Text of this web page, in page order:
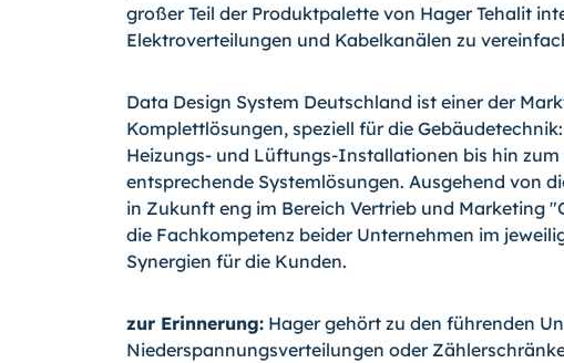
großer Teil der Produktpalette von Hager Tehalit
Elektroverteilungen und Kabelkanälen zu
Data Design System Deutschland ist einer der
Komplettlösungen, speziell für die
Heizungs- und Lüftungs-Installationen bis hin
entsprechende Systemlösungen. Ausgehend von
in Zukunft eng im Bereich Vertrieb und Marketing
die Fachkompetenz beider Unternehmen im
Synergien für die Kunden.
zur Erinnerung: Hager gehört zu den führenden
Niederspannungsverteilungen oder